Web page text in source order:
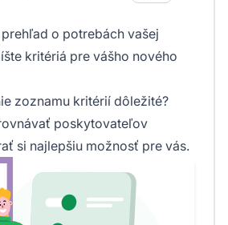
o potrebách vašej
kritériá pre vášho nového
zoznamu kritérií dôležité?
poskytovateľov
si najlepšiu možnosť pre vás.